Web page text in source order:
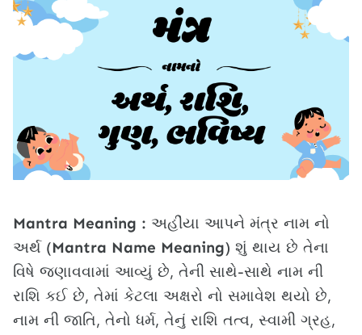
Mantra Meaning : અહીંયા આપને મંત્ર નામ નો
અર્થ (Mantra Name Meaning) શું થાય છે તેના
વિષે જણાવવામાં આવ્યું છે, તેની સાથે-સાથે નામ ની
રાશિ કઈ છે, તેમાં કેટલા અક્ષરો નો સમાવેશ થયો છે,
નામ ની જાતિ, તેનો ધર્મ, તેનું રાશિ તત્વ, સ્વામી ગ્રહ,